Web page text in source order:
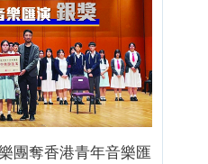
團奪香港青年音樂匯